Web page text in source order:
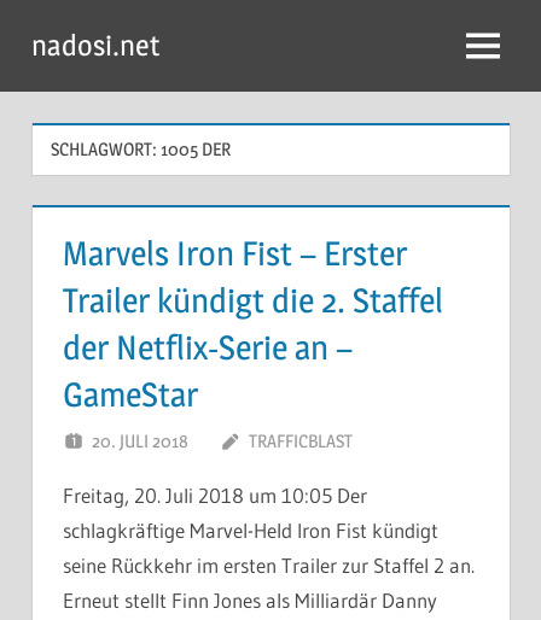
Inhalt
springen
nadosi.net Menü
SCHLAGWORT: 1005 DER
Marvels Iron Fist – Erster
Trailer kündigt die 2. Staffel
der Netflix-Serie an –
GameStar
20. JULI 2018 TRAFFICBLAST
Freitag, 20. Juli 2018 um 10:05 Der
schlagkräftige Marvel-Held Iron Fist kündigt
seine Rückkehr im ersten Trailer zur Staffel 2 an.
Erneut stellt Finn Jones als Milliardär Danny